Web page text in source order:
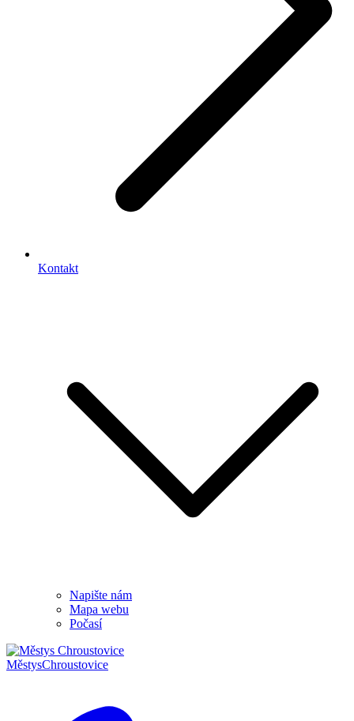
Kontakt
Napište nám
Mapa webu
Počasí
MěstysChroustovice